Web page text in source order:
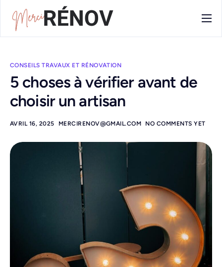
Blog
CONSEILS TRAVAUX ET RÉNOVATION
5 choses à vérifier avant de
choisir un artisan
AVRIL 16, 2025 MERCIRENOV@GMAIL.COM NO COMMENTS YET